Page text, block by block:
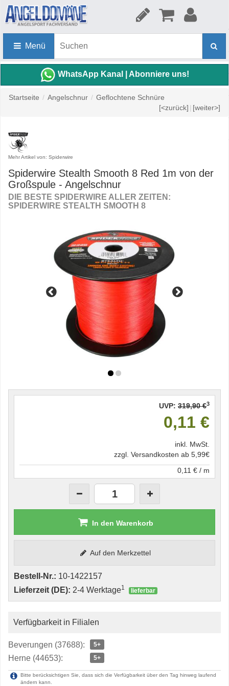
Menü
WhatsApp Kanal | Abonniere uns!
Startseite / Angelschnur / Geflochtene Schnüre
[<zurück] | [weiter>]
Mehr Artikel von: Spiderwire
Spiderwire Stealth Smooth 8 Red 1m von der
Großspule - Angelschnur
DIE BESTE SPIDERWIRE ALLER ZEITEN:
SPIDERWIRE STEALTH SMOOTH 8
UVP: 319,90 €3
0,11 €
inkl. MwSt.
zzgl. Versandkosten ab 5,99€
0,11 € / m
In den Warenkorb
Auf den Merkzettel
Bestell-Nr.: 10-1422157
Lieferzeit (DE): 2-4 Werktage1 lieferbar
Verfügbarkeit in Filialen
Beverungen (37688): 5+
Herne (44653): 5+
Bitte berücksichtigen Sie, dass sich die Verfügbarkeit über den Tag hinweg laufend
ändern kann.